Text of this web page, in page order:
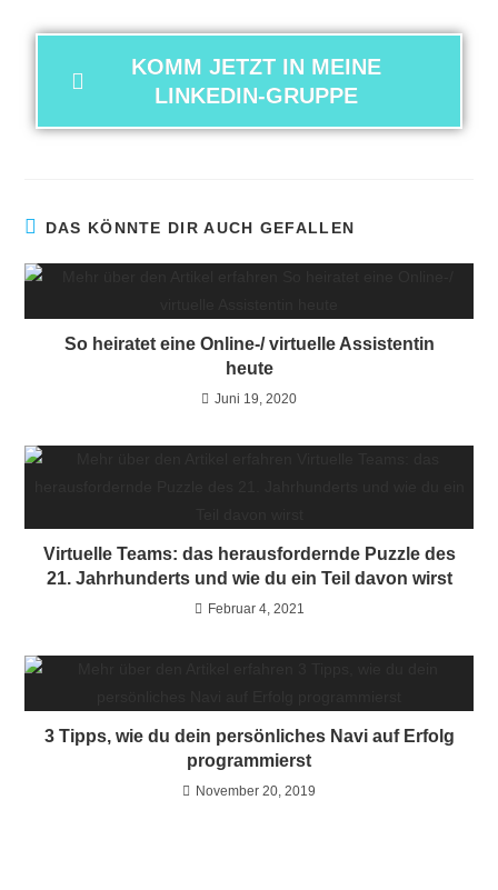
KOMM JETZT IN MEINE
LINKEDIN-GRUPPE
DAS KÖNNTE DIR AUCH GEFALLEN
So heiratet eine Online-/ virtuelle Assistentin
heute
Juni 19, 2020
Virtuelle Teams: das herausfordernde Puzzle des
21. Jahrhunderts und wie du ein Teil davon wirst
Februar 4, 2021
3 Tipps, wie du dein persönliches Navi auf Erfolg
programmierst
November 20, 2019